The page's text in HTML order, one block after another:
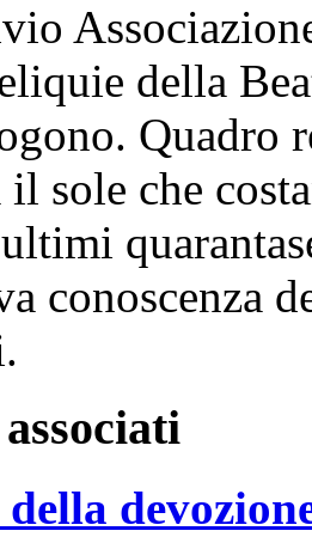
della
Quadro
il sole che
conoscenza